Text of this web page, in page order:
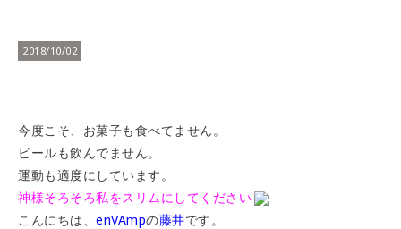
2018/10/02
今度こそ、お菓子も食べてません。
ビールも飲んでません。
運動も適度にしています。
神様そろそろ私をスリムにしてください
こんにちは、 enVAmpの藤井です。